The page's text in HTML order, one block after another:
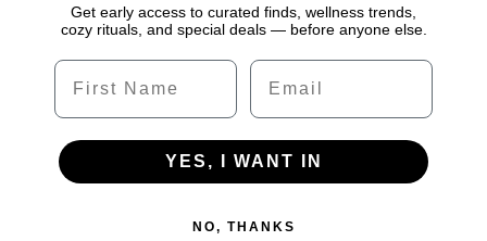
Get early access to curated finds, wellness trends,
cozy rituals, and special deals — before anyone else.
Name Email
YES, I WANT IN
NO, THANKS